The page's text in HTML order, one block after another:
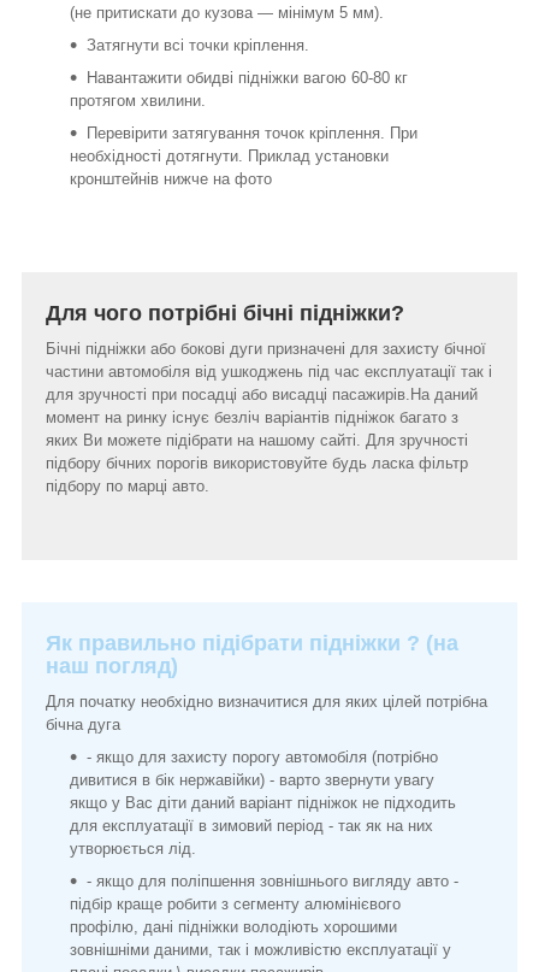
(не притискати до кузова ― мінімум 5 мм).
Затягнути всі точки кріплення.
Навантажити обидві підніжки вагою 60-80 кг
протягом хвилини.
Перевірити затягування точок кріплення. При
необхідності дотягнути. Приклад установки
кронштейнів нижче на фото
Для чого потрібні бічні підніжки?
Бічні підніжки або бокові дуги призначені для захисту бічної
частини автомобіля від ушкоджень під час експлуатації так і
для зручності при посадці або висадці пасажирів.На даний
момент на ринку існує безліч варіантів підніжок багато з
яких Ви можете підібрати на нашому сайті. Для зручності
підбору бічних порогів використовуйте будь ласка фільтр
підбору по марці авто.
Як правильно підібрати підніжки ? (на
наш погляд)
Для початку необхідно визначитися для яких цілей потрібна
бічна дуга
- якщо для захисту порогу автомобіля (потрібно
дивитися в бік нержавійки) - варто звернути увагу
якщо у Вас діти даний варіант підніжок не підходить
для експлуатації в зимовий період - так як на них
утворюється лід.
- якщо для поліпшення зовнішнього вигляду авто -
підбір краще робити з сегменту алюмінієвого
профілю, дані підніжки володіють хорошими
зовнішніми даними, так і можливістю експлуатації у